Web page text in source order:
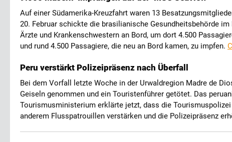
Auf einer Südamerika-Kreuzfahrt waren 13
20. Februar schickte die brasilianische Gesundheitsbehörde
Ärzte und Krankenschwestern an Bord, um dort 4.500
und rund 4.500 Passagiere, die neu an Bord kamen, zu impfen.
Peru verstärkt Polizeipräsenz nach Überfall
Bei dem Vorfall letzte Woche in der Urwaldregion Madre de
Geiseln genommen und ein Touristenführer getötet. Das
Tourismusministerium erklärte jetzt, dass die
anderem Flusspatrouillen verstärken und die Polizeipräsenz